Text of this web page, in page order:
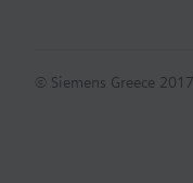
© Siemens Greece 2017